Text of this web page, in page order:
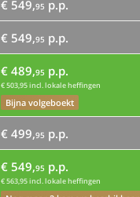
€ 549,95 p.p.
€ 549,95 p.p.
€ 489,95 p.p.
€ 503,95 incl. lokale heffingen
Bijna volgeboekt
€ 499,95 p.p.
€ 549,95 p.p.
€ 563,95 incl. lokale heffingen